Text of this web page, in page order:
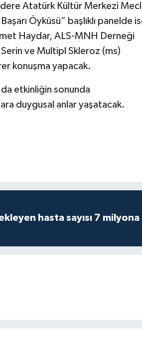
Atatürk Kültür Merkezi
Öyküsü” başlıklı panelde
Haydar, ALS-MNH Derneği
ve Multipl Skleroz (ms)
konuşma yapacak.
etkinliğin sonunda
duygusal anlar yaşatacak.
hasta sayısı 7 milyona